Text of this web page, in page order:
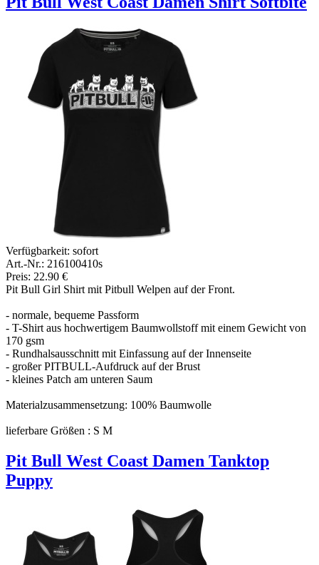
Verfügbarkeit: sofort
Art.-Nr.: 216100410s
Preis: 22.90 €
Pit Bull Girl Shirt mit Pitbull Welpen auf der Front.
- normale, bequeme Passform
- T-Shirt aus hochwertigem Baumwollstoff mit einem Gewicht von
170 gsm
- Rundhalsausschnitt mit Einfassung auf der Innenseite
- großer PITBULL-Aufdruck auf der Brust
- kleines Patch am unteren Saum
Materialzusammensetzung: 100% Baumwolle
lieferbare Größen : S M
Pit Bull West Coast Damen Tanktop
Puppy